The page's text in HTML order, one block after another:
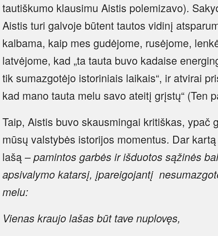
tautiškumo klausimu Aistis polemizavo).
Aistis turi galvoje būtent tautos vidinį
kalbama, kaip mes gudėjome, rusėjome,
latvėjome, kad „ta tauta buvo kadaise
tik sumazgotėjo istoriniais laikais“, ir atvirai
kad mano tauta melu savo ateitį grįstų“ (Ten
Taip, Aistis buvo skausmingai kritiškas, ypač
mūsų valstybės istorijos momentus. Dar
lašą – pamintos garbės ir išduotos sąžinės
apsivalymo katarsį, įpareigojantį
melu:
Vienas kraujo lašas būt tave nuplovęs,